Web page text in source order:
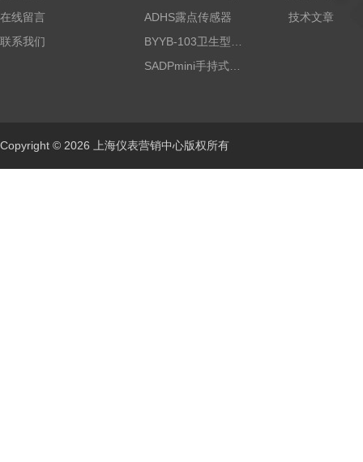
在线留言
联系我们
ADHS露点传感器
技术文章
Copyright © 2026 上海仪表营销中心版权所有